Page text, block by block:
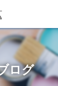
ログ